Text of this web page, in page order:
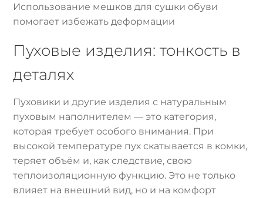
Использование мешков для сушки обуви
помогает избежать деформации
Пуховые изделия: тонкость в
деталях
Пуховики и другие изделия с натуральным
пуховым наполнителем — это категория,
которая требует особого внимания. При
высокой температуре пух скатывается в комки,
теряет объём и, как следствие, свою
теплоизоляционную функцию. Это не только
влияет на внешний вид, но и на комфорт